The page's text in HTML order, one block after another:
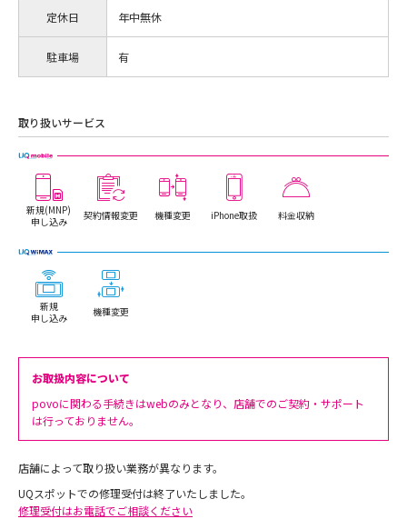
定休日 年中無休
駐車場 有
取り扱いサービス
新規(MNP)
申し込み
契約情報変更 機種変更 iPhone取扱 料金収納
新規
申し込み
機種変更
お取扱内容について
povoに関わる手続きはwebのみとなり、店舗でのご契約・サポート
は行っておりません。
店舗によって取り扱い業務が異なります。
UQスポットでの修理受付は終了いたしました。
修理受付はお電話でご相談ください